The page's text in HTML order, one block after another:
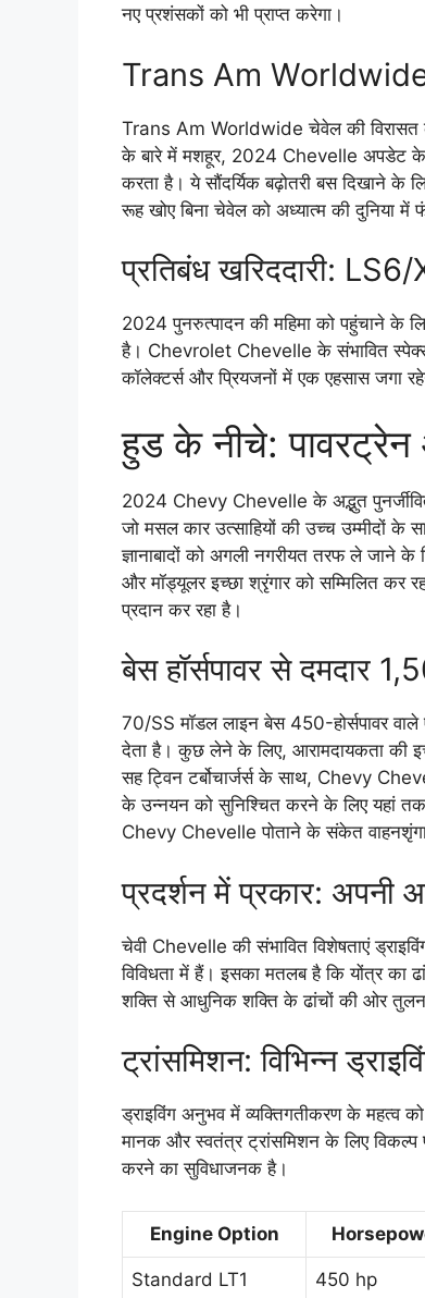
नए प्रशंसकों को भी प्राप्त करेगा।
Trans Am
Trans Am Worldwide चेवेल की विरासत
के बारे में मशहूर, 2024 Chevelle अपडेट के
करता है। ये सौंदर्यिक बढ़ोतरी बस दिखाने के
रूह खोए बिना चेवेल को अध्यात्म की दुनिया में
प्रतिबंध खरिददारी:
2024 पुनरुत्पादन की महिमा को पहुंचाने के
है। Chevrolet Chevelle के संभावित स्पेक्स
कॉलेक्टर्स और प्रियजनों में एक एहसास जगा
हुड के नीचे: पावरट्रेन
2024 Chevy Chevelle के अद्भुत
जो मसल कार उत्साहियों की उच्च उम्मीदों के
ज्ञानाबादों को अगली नगरीयत तरफ ले जाने के
और मॉड्यूलर इच्छा श्रृंगार को सम्मिलित कर
प्रदान कर रहा है।
बेस हॉर्सपावर से दमदार
70/SS मॉडल लाइन बेस 450-होर्सपावर
देता है। कुछ लेने के लिए, आरामदायकता की
सह ट्विन टर्बोचार्जर्स के साथ, Chevy
के उन्नयन को सुनिश्चित करने के लिए यहां
Chevy Chevelle पोताने के संकेत
प्रदर्शन में प्रकार:
चेवी Chevelle की संभावित विशेषताएं
विविधता में हैं। इसका मतलब है कि योंत्र का
शक्ति से आधुनिक शक्ति के ढांचों की ओर
ट्रांसमिशन: विभिन्न
ड्राइविंग अनुभव में व्यक्तिगतीकरण के महत्व
मानक और स्वतंत्र ट्रांसमिशन के लिए
करने का सुविधाजनक है।
Engine Option
Standard LT1 450 hp